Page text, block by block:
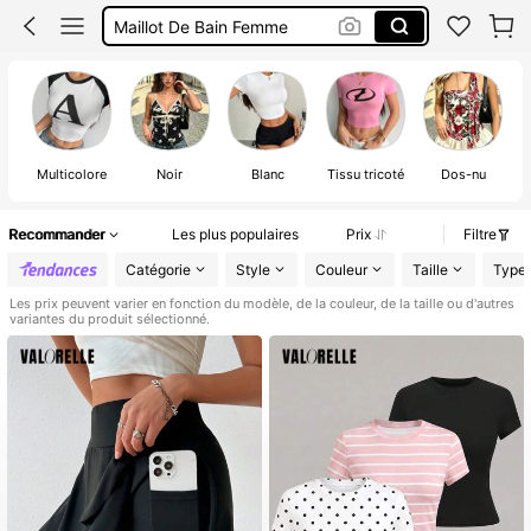
Maillot De Bain 2 Pieces
Robe
Multicolore Noir Blanc Tissu tricoté Dos-nu
Recommander Les plus populaires Prix
Filtre
Catégorie
Style Couleur Taille Type
Les prix peuvent varier en fonction du modèle, de la couleur, de la taille ou d'autres
variantes du produit sélectionné.